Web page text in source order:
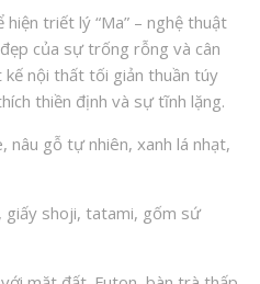
hiện triết lý “Ma” – nghệ thuật
của sự trống rỗng và cân
kế nội thất tối giản thuần túy
thiền định và sự tĩnh lặng.
nâu gỗ tự nhiên, xanh lá nhạt,
giấy shoji, tatami, gốm sứ